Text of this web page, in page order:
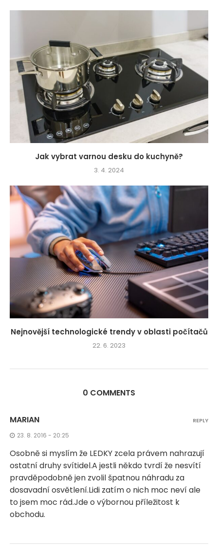
Jak vybrat varnou desku do kuchyně?
3. 4. 2024
Nejnovější technologické trendy v oblasti počítačů
22. 6. 2023
0 COMMENTS
MARIAN
23. 8. 2016 - 20:25
Osobně si myslím že LEDKY zcela právem nahrazují
ostatní druhy svítidel.A jestli někdo tvrdí že nesvítí
pravděpodobně jen zvolil špatnou náhradu za
dosavadní osvětlení.Lidi zatím o nich moc neví ale
to jsem moc rád.Jde o výbornou příležitost k
obchodu.
REPLY